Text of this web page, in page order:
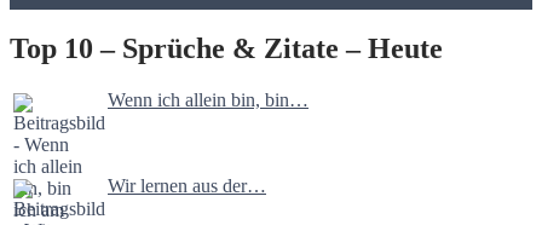
Top 10 – Sprüche & Zitate – Heute
Wenn ich allein bin, bin…
Wir lernen aus der…